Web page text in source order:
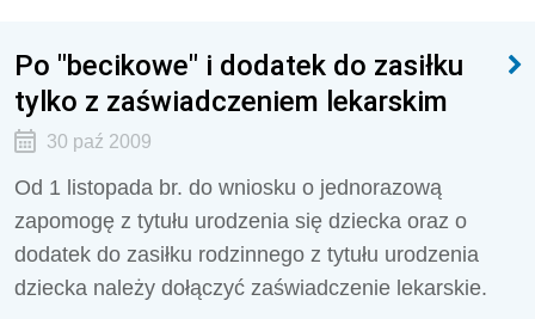
Po "becikowe" i dodatek do zasiłku
tylko z zaświadczeniem lekarskim
30 paź 2009
Od 1 listopada br. do wniosku o jednorazową
zapomogę z tytułu urodzenia się dziecka oraz o
dodatek do zasiłku rodzinnego z tytułu urodzenia
dziecka należy dołączyć zaświadczenie lekarskie.